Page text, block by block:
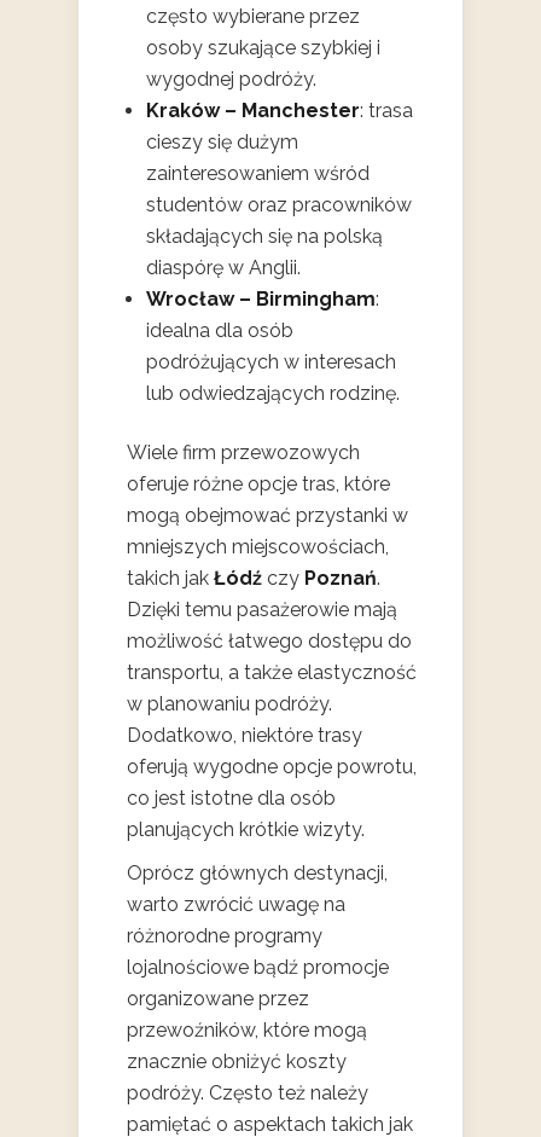
często wybierane przez
osoby szukające szybkiej i
wygodnej podróży.
Kraków – Manchester: trasa
cieszy się dużym
zainteresowaniem wśród
studentów oraz pracowników
składających się na polską
diaspórę w Anglii.
Wrocław – Birmingham:
idealna dla osób
podróżujących w interesach
lub odwiedzających rodzinę.
Wiele firm przewozowych
oferuje różne opcje tras, które
mogą obejmować przystanki w
mniejszych miejscowościach,
takich jak Łódź czy Poznań.
Dzięki temu pasażerowie mają
możliwość łatwego dostępu do
transportu, a także elastyczność
w planowaniu podróży.
Dodatkowo, niektóre trasy
oferują wygodne opcje powrotu,
co jest istotne dla osób
planujących krótkie wizyty.
Oprócz głównych destynacji,
warto zwrócić uwagę na
różnorodne programy
lojalnościowe bądź promocje
organizowane przez
przewoźników, które mogą
znacznie obniżyć koszty
podróży. Często też należy
pamiętać o aspektach takich jak